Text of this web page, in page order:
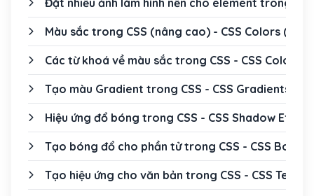
Đặt nhiều ảnh làm hình nền cho element trong
Màu sắc trong CSS (nâng cao) - CSS Colors
Các từ khoá về màu sắc trong CSS - CSS Color
Tạo màu Gradient trong CSS - CSS Gradients
Hiệu ứng đổ bóng trong CSS - CSS Shadow Effect
Tạo bóng đổ cho phần tử trong CSS - CSS Box
Tạo hiệu ứng cho văn bản trong CSS - CSS Text